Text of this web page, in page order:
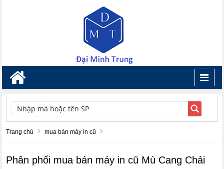
TÌM KIẾM
Trang chủ mua bán máy in cũ
Phân phối mua bán máy in cũ Mù Cang Chải